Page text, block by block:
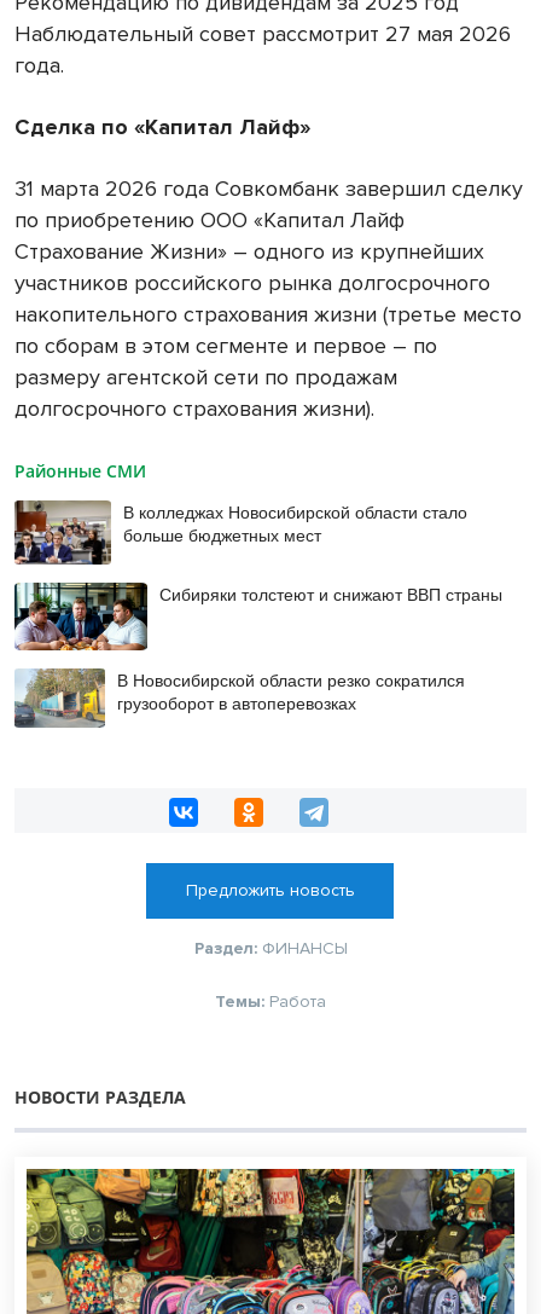
Наблюдательный совет рассмотрит 27 мая 2026
года.
Сделка по «Капитал Лайф»
31 марта 2026 года Совкомбанк завершил сделку
по приобретению ООО «Капитал Лайф
Страхование Жизни» – одного из крупнейших
участников российского рынка долгосрочного
накопительного страхования жизни (третье место
по сборам в этом сегменте и первое – по
размеру агентской сети по продажам
долгосрочного страхования жизни).
Районные СМИ
В колледжах Новосибирской области стало
больше бюджетных мест
Сибиряки толстеют и снижают ВВП страны
В Новосибирской области резко сократился
грузооборот в автоперевозках
Предложить новость
Раздел: ФИНАНСЫ
Темы: Работа
НОВОСТИ РАЗДЕЛА